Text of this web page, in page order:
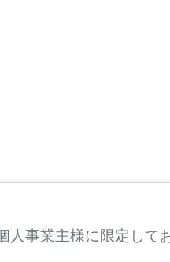
事業主様に限定して